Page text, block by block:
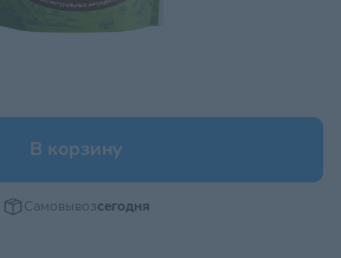
В корзину
Самовывозсегодня